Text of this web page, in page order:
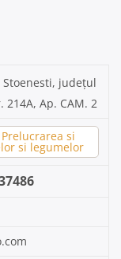
Stoenesti, județul
Ap. CAM. 2
Prelucrarea si
si legumelor